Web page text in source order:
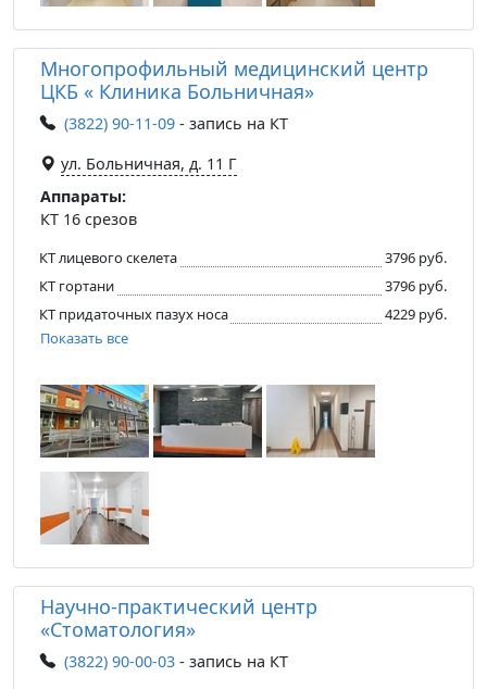
Многопрофильный медицинский центр
ЦКБ « Клиника Больничная»
(3822) 90-11-09 - запись на КТ
ул. Больничная, д. 11 Г
Аппараты:
КТ 16 срезов
КТ лицевого скелета
3796 руб.
КТ гортани
3796 руб.
КТ придаточных пазух носа
4229 руб.
Показать все
Научно-практический центр
«Стоматология»
(3822) 90-00-03 - запись на КТ